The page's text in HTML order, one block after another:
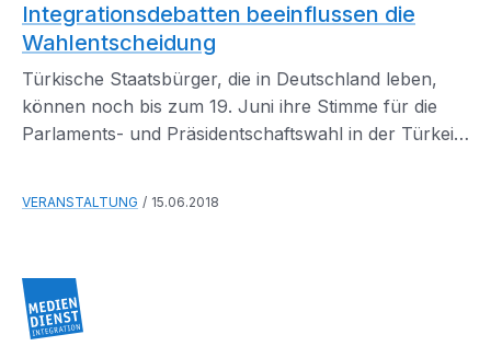
Integrationsdebatten beeinflussen die
Wahlentscheidung
Türkische Staatsbürger, die in Deutschland leben,
können noch bis zum 19. Juni ihre Stimme für die
Parlaments- und Präsidentschaftswahl in der Türkei
VERANSTALTUNG 15.06.2018